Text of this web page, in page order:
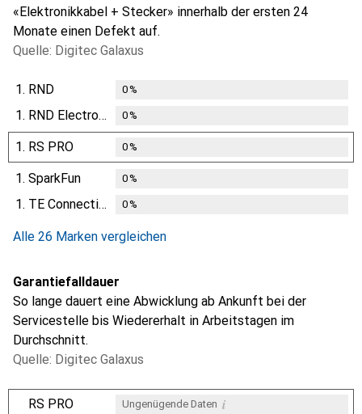
«Elektronikkabel + Stecker» innerhalb der ersten 24
Monate einen Defekt auf.
Quelle: Digitec Galaxus
1. RND 0%
1. RND Electronics 0%
1. RS PRO 0%
1. SparkFun 0%
1. TE Connectivity 0%
Alle 26 Marken vergleichen
Garantiefalldauer
So lange dauert eine Abwicklung ab Ankunft bei der
Servicestelle bis Wiedererhalt in Arbeitstagen im
Durchschnitt.
Quelle: Digitec Galaxus
RS PRO Ungenügende Daten i